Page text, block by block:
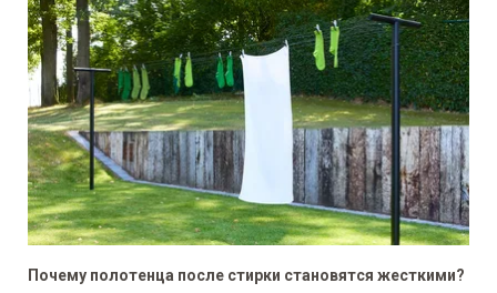
Почему полотенца после стирки становятся жесткими?